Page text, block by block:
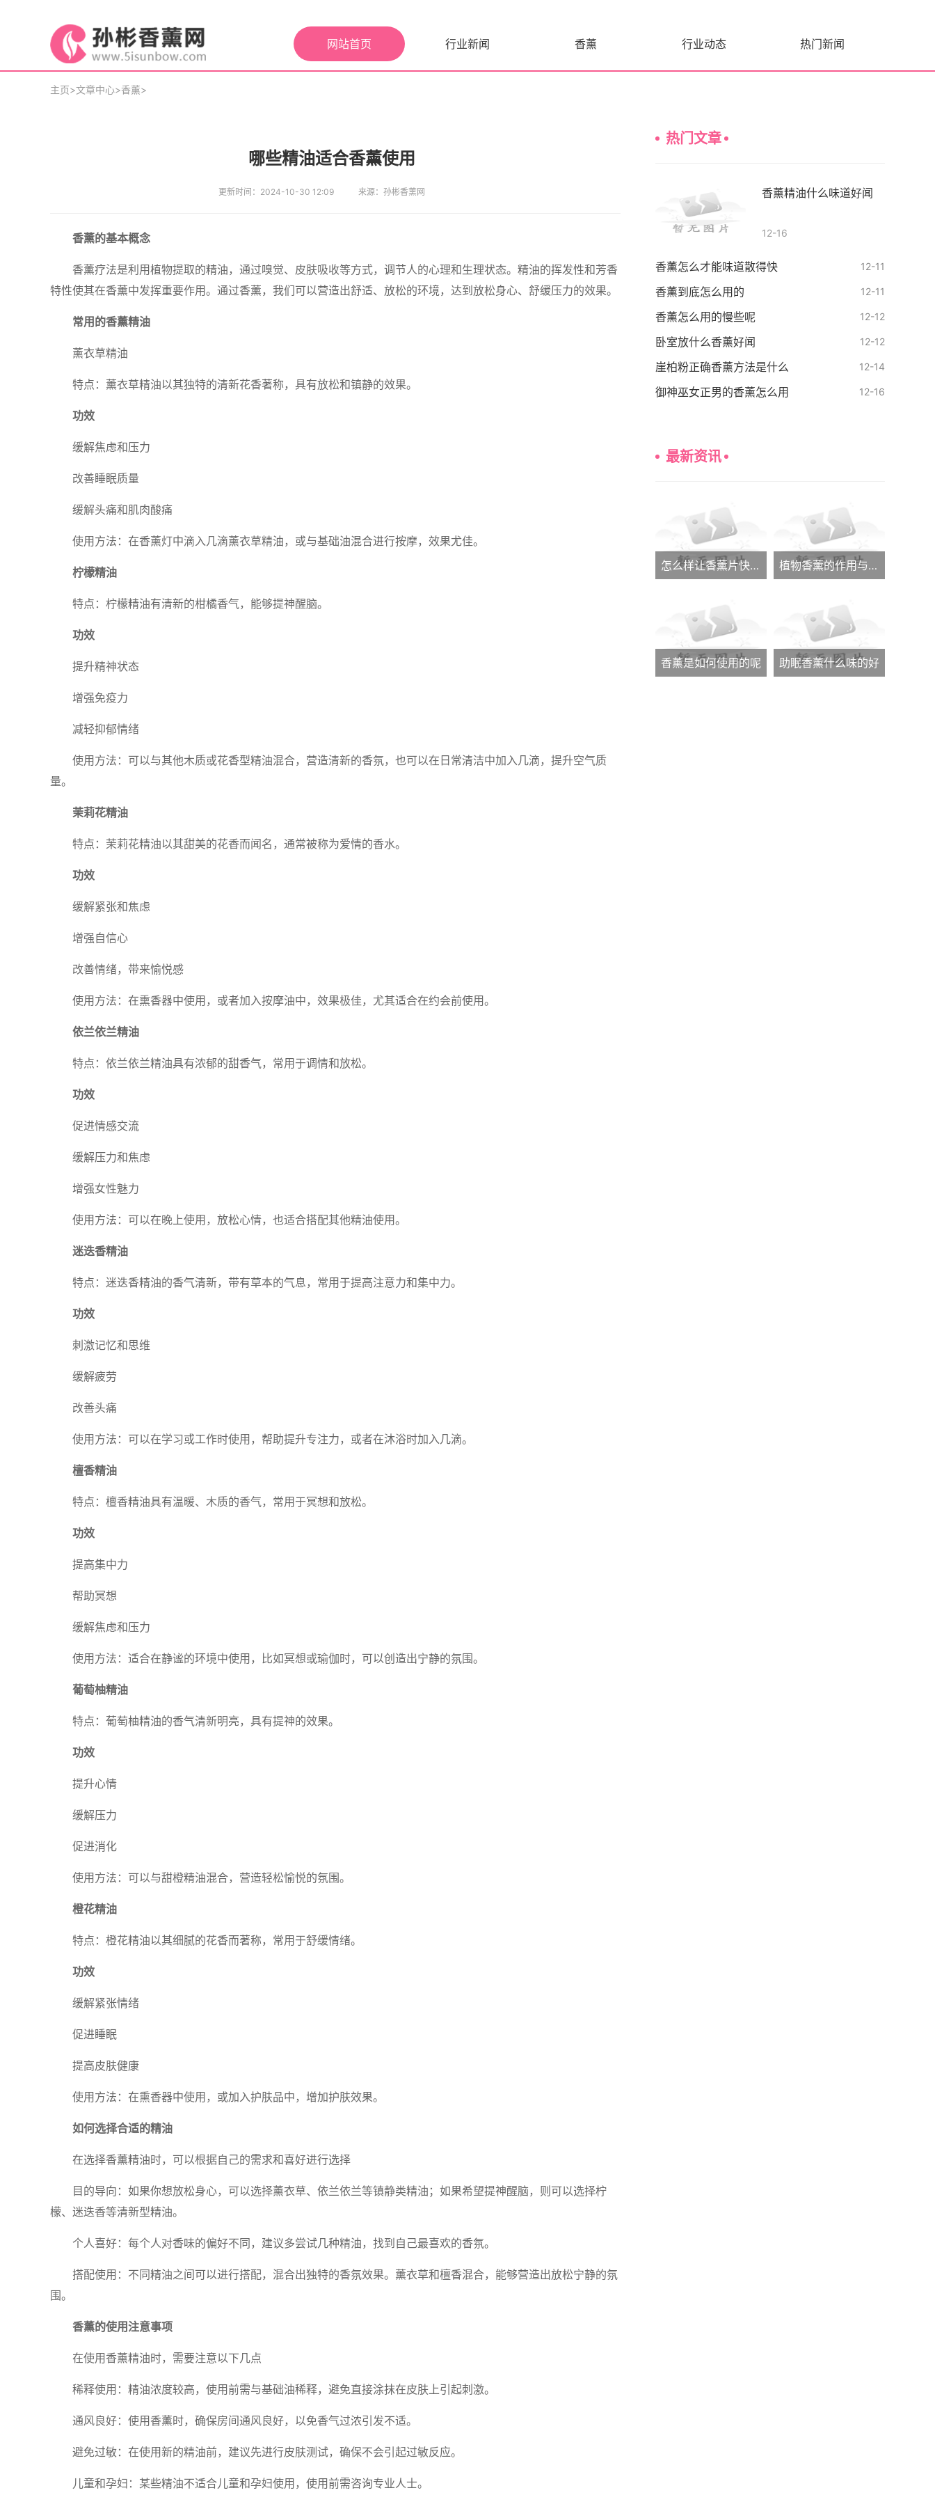
网站首页 行业新闻 香薰 行业动态 热门新闻
主页>文章中心>香薰>
哪些精油适合香薰使用
更新时间：2024-10-30 12:09 来源：孙彬香薰网
香薰的基本概念
香薰疗法是利用植物提取的精油，通过嗅觉、皮肤吸收等方式，调节人的心理和生理状态。精油的挥发性和芳香
特性使其在香薰中发挥重要作用。通过香薰，我们可以营造出舒适、放松的环境，达到放松身心、舒缓压力的效果。
常用的香薰精油
薰衣草精油
特点：薰衣草精油以其独特的清新花香著称，具有放松和镇静的效果。
功效
缓解焦虑和压力
改善睡眠质量
缓解头痛和肌肉酸痛
使用方法：在香薰灯中滴入几滴薰衣草精油，或与基础油混合进行按摩，效果尤佳。
柠檬精油
特点：柠檬精油有清新的柑橘香气，能够提神醒脑。
功效
提升精神状态
增强免疫力
减轻抑郁情绪
使用方法：可以与其他木质或花香型精油混合，营造清新的香氛，也可以在日常清洁中加入几滴，提升空气质
量。
茉莉花精油
特点：茉莉花精油以其甜美的花香而闻名，通常被称为爱情的香水。
功效
缓解紧张和焦虑
增强自信心
改善情绪，带来愉悦感
使用方法：在熏香器中使用，或者加入按摩油中，效果极佳，尤其适合在约会前使用。
依兰依兰精油
特点：依兰依兰精油具有浓郁的甜香气，常用于调情和放松。
功效
促进情感交流
缓解压力和焦虑
增强女性魅力
使用方法：可以在晚上使用，放松心情，也适合搭配其他精油使用。
迷迭香精油
特点：迷迭香精油的香气清新，带有草本的气息，常用于提高注意力和集中力。
功效
刺激记忆和思维
缓解疲劳
改善头痛
使用方法：可以在学习或工作时使用，帮助提升专注力，或者在沐浴时加入几滴。
檀香精油
特点：檀香精油具有温暖、木质的香气，常用于冥想和放松。
功效
提高集中力
帮助冥想
缓解焦虑和压力
使用方法：适合在静谧的环境中使用，比如冥想或瑜伽时，可以创造出宁静的氛围。
葡萄柚精油
特点：葡萄柚精油的香气清新明亮，具有提神的效果。
功效
提升心情
缓解压力
促进消化
使用方法：可以与甜橙精油混合，营造轻松愉悦的氛围。
橙花精油
特点：橙花精油以其细腻的花香而著称，常用于舒缓情绪。
功效
缓解紧张情绪
促进睡眠
提高皮肤健康
使用方法：在熏香器中使用，或加入护肤品中，增加护肤效果。
如何选择合适的精油
在选择香薰精油时，可以根据自己的需求和喜好进行选择
目的导向：如果你想放松身心，可以选择薰衣草、依兰依兰等镇静类精油；如果希望提神醒脑，则可以选择柠
檬、迷迭香等清新型精油。
个人喜好：每个人对香味的偏好不同，建议多尝试几种精油，找到自己最喜欢的香氛。
搭配使用：不同精油之间可以进行搭配，混合出独特的香氛效果。薰衣草和檀香混合，能够营造出放松宁静的氛
围。
香薰的使用注意事项
在使用香薰精油时，需要注意以下几点
稀释使用：精油浓度较高，使用前需与基础油稀释，避免直接涂抹在皮肤上引起刺激。
通风良好：使用香薰时，确保房间通风良好，以免香气过浓引发不适。
避免过敏：在使用新的精油前，建议先进行皮肤测试，确保不会引起过敏反应。
儿童和孕妇：某些精油不适合儿童和孕妇使用，使用前需咨询专业人士。
热门文章
香薰精油什么味道好闻
12-16
香薰怎么才能味道散得快 12-11
香薰到底怎么用的 12-11
香薰怎么用的慢些呢 12-12
卧室放什么香薰好闻 12-12
崖柏粉正确香薰方法是什么 12-14
御神巫女正男的香薰怎么用 12-16
最新资讯
怎么样让香薰片快速发香呢 植物香薰的作用与功效大全
香薰是如何使用的呢 助眠香薰什么味的好